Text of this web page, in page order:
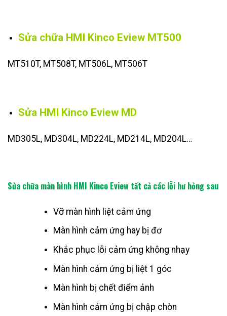
Sửa chữa HMI Kinco Eview MT500
MT510T, MT508T, MT506L, MT506T
Sửa HMI Kinco Eview MD
MD305L, MD304L, MD224L, MD214L, MD204L…
Sửa chữa màn hình HMI Kinco Eview tất cả các lỗi hư hỏng sau
Vỡ màn hình liệt cảm ứng
Màn hình cảm ứng hay bị đơ
Khắc phục lỗi cảm ứng không nhạy
Màn hình cảm ứng bị liệt 1 góc
Màn hình bị chết điểm ảnh
Màn hình cảm ứng bị chập chờn